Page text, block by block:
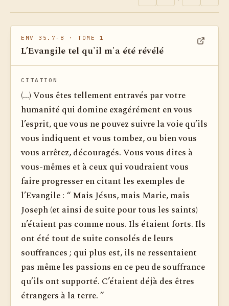
EMV 35.7-8 · TOME 1
L’Evangile tel qu'il m'a été révélé
CITATION
(...) Vous êtes tellement entravés par votre
humanité qui domine exagérément en vous
l’esprit, que vous ne pouvez suivre la voie qu’ils
vous indiquent et vous tombez, ou bien vous
vous arrêtez, découragés. Vous vous dites à
vous-mêmes et à ceux qui voudraient vous
faire progresser en citant les exemples de
l’Evangile : “ Mais Jésus, mais Marie, mais
Joseph (et ainsi de suite pour tous les saints)
n’étaient pas comme nous. Ils étaient forts. Ils
ont été tout de suite consolés de leurs
souffrances ; qui plus est, ils ne ressentaient
pas même les passions en ce peu de souffrance
qu’ils ont supporté. C’étaient déjà des êtres
étrangers à la terre. ”